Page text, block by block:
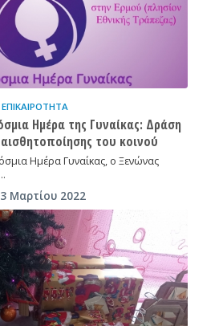
ΕΠΙΚΑΙΡΌΤΗΤΑ
Ημέρα της Γυναίκας: Δράση
του κοινού
Ημέρα Γυναίκας, ο Ξενώνας
3 Μαρτίου 2022